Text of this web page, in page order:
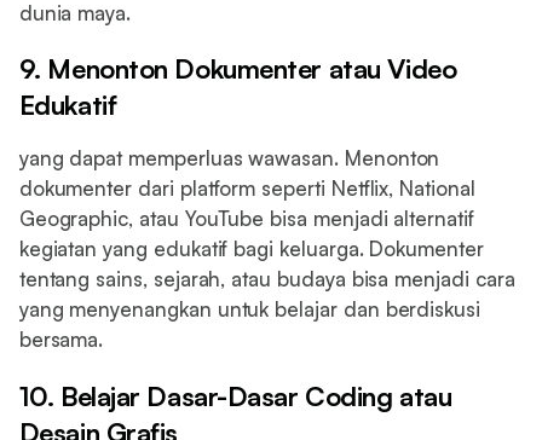
dunia maya.
9. Menonton Dokumenter atau Video
Edukatif
yang dapat memperluas wawasan. Menonton
dokumenter dari platform seperti Netflix, National
Geographic, atau YouTube bisa menjadi alternatif
kegiatan yang edukatif bagi keluarga. Dokumenter
tentang sains, sejarah, atau budaya bisa menjadi cara
yang menyenangkan untuk belajar dan berdiskusi
bersama.
10. Belajar Dasar-Dasar Coding atau
Desain Grafis